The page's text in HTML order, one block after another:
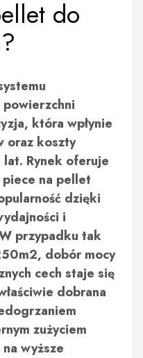
do
która wpłynie
oraz koszty
Rynek oferuje
na pellet
dzięki
i
przypadku tak
dobór mocy
cech staje się
dobrana
zużyciem
wyższe